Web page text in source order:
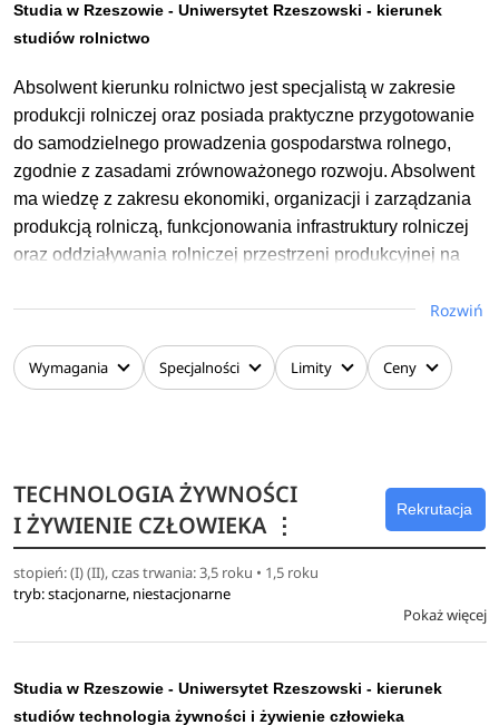
Studia w Rzeszowie - Uniwersytet Rzeszowski - kierunek
studiów rolnictwo
Absolwent kierunku rolnictwo jest specjalistą w zakresie
produkcji rolniczej oraz posiada praktyczne przygotowanie
do samodzielnego prowadzenia gospodarstwa rolnego,
zgodnie z zasadami zrównoważonego rozwoju. Absolwent
ma wiedzę z zakresu ekonomiki, organizacji i zarządzania
produkcją rolniczą, funkcjonowania infrastruktury rolniczej
oraz oddziaływania rolniczej przestrzeni produkcyjnej na
nowoczesnych technik i technologii rolniczych, doradztwem
dla przedsiębiorstw rolnych, firm handlowych i usługowych.
Kształcenia Językowego.
Rozwiń
Wymagania Specjalności Limity Ceny
TECHNOLOGIA ŻYWNOŚCI
I ŻYWIENIE CZŁOWIEKA ⋮
Rekrutacja
stopień: (I) (II), czas trwania: 3,5 roku • 1,5 roku
tryb: stacjonarne, niestacjonarne
Pokaż więcej
Studia w Rzeszowie - Uniwersytet Rzeszowski - kierunek
studiów technologia żywności i żywienie człowieka